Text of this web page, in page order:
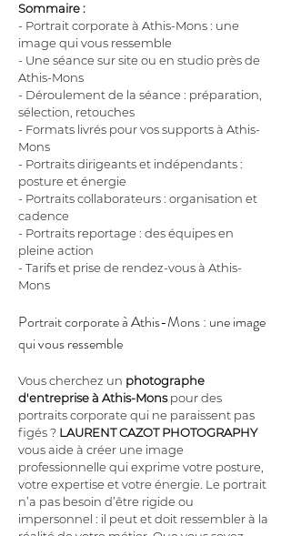
Sommaire :
- Portrait corporate à Athis-Mons : une
image qui vous ressemble
- Une séance sur site ou en studio près de
Athis-Mons
- Déroulement de la séance : préparation,
sélection, retouches
- Formats livrés pour vos supports à Athis-
Mons
- Portraits dirigeants et indépendants :
posture et énergie
- Portraits collaborateurs : organisation et
cadence
- Portraits reportage : des équipes en
pleine action
- Tarifs et prise de rendez-vous à Athis-
Mons
Portrait corporate à Athis-Mons : une image
qui vous ressemble
Vous cherchez un photographe
d'entreprise à Athis-Mons pour des
portraits corporate qui ne paraissent pas
figés ? LAURENT CAZOT PHOTOGRAPHY
vous aide à créer une image
professionnelle qui exprime votre posture,
votre expertise et votre énergie. Le portrait
n’a pas besoin d’être rigide ou
impersonnel : il peut et doit ressembler à la